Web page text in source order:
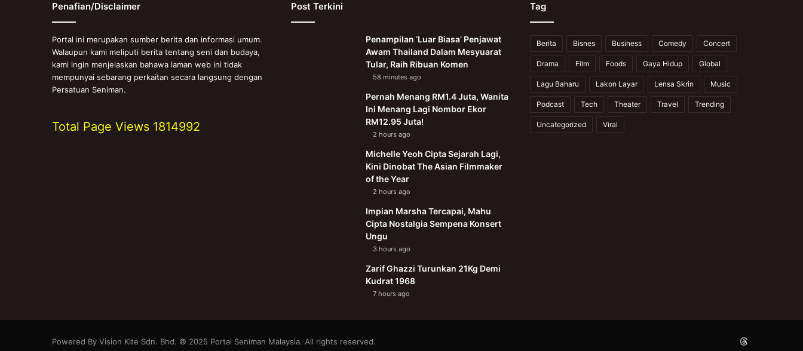
Penafian/Disclaimer
Portal ini merupakan sumber berita dan informasi umum.
Walaupun kami meliputi berita tentang seni dan budaya,
kami ingin menjelaskan bahawa laman web ini tidak
mempunyai sebarang perkaitan secara langsung dengan
Persatuan Seniman.
Total Page Views 1814992
Post Terkini
Penampilan ‘Luar Biasa’ Penjawat
Awam Thailand Dalam Mesyuarat
Tular, Raih Ribuan Komen
58 minutes ago
Pernah Menang RM1.4 Juta, Wanita
Ini Menang Lagi Nombor Ekor
RM12.95 Juta!
2 hours ago
Michelle Yeoh Cipta Sejarah Lagi,
Kini Dinobat The Asian Filmmaker
of the Year
2 hours ago
Impian Marsha Tercapai, Mahu
Cipta Nostalgia Sempena Konsert
Ungu
3 hours ago
Zarif Ghazzi Turunkan 21Kg Demi
Kudrat 1968
7 hours ago
Tag
Berita Bisnes Business Comedy Concert
Drama Film Foods Gaya Hidup Global
Lagu Baharu Lakon Layar Lensa Skrin Music
Podcast Tech Theater Travel Trending
Uncategorized Viral
Powered By Vision Kite Sdn. Bhd. © 2025 Portal Seniman Malaysia. All rights reserved. YouTubeInstagram